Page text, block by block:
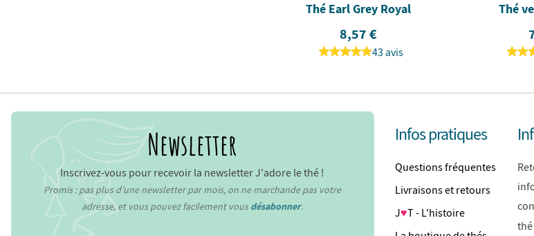
Thé Earl Grey Royal
8,57 €
43 avis
Thé
Newsletter
Inscrivez-vous pour recevoir la newsletter J'adore le thé !
Promis : pas plus d’une newsletter par mois, on ne marchande pas votre
adresse, et vous pouvez facilement vousdésabonner.
Infos pratiques
Questions fréquentes
Livraisons et retours
J♥T - L'histoire